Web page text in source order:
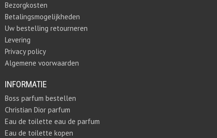
Bezorgkosten
Betalingsmogelijkheden
Uw bestelling retourneren
Levering
Privacy policy
Algemene voorwaarden
INFORMATIE
Boss parfum bestellen
Christian Dior parfum
Eau de toilette eau de parfum
Eau de toilette kopen